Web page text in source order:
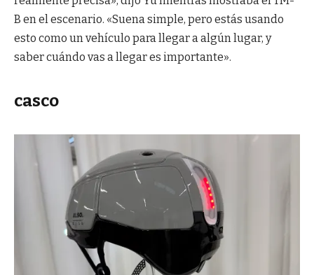
B en el escenario. «Suena simple, pero estás usando
esto como un vehículo para llegar a algún lugar, y
saber cuándo vas a llegar es importante».
casco